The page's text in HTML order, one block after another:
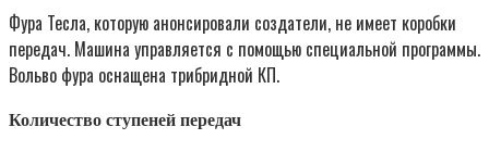
Фура Тесла, которую анонсировали создатели, не имеет коробки
передач. Машина управляется с помощью специальной программы.
Вольво фура оснащена трибридной КП.
Количество ступеней передач